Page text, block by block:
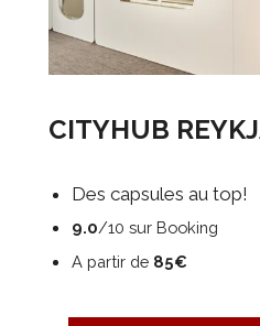
CITYHUB
Des capsules au top!
9.0/10 sur Booking
A partir de 85€